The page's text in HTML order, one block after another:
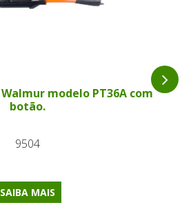
modelo PT36A com
botão.
9504
SAIBA MAIS